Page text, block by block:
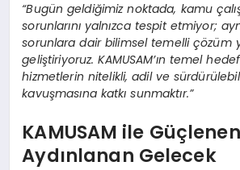
“Bugün geldiğimiz noktada, kamu
sorunlarını yalnızca tespit etmiyor;
sorunlara dair bilimsel temelli çözüm
geliştiriyoruz. KAMUSAM’ın temel
hizmetlerin nitelikli, adil ve
kavuşmasına katkı sunmaktır.”
KAMUSAM ile
Aydınlanan Gelecek